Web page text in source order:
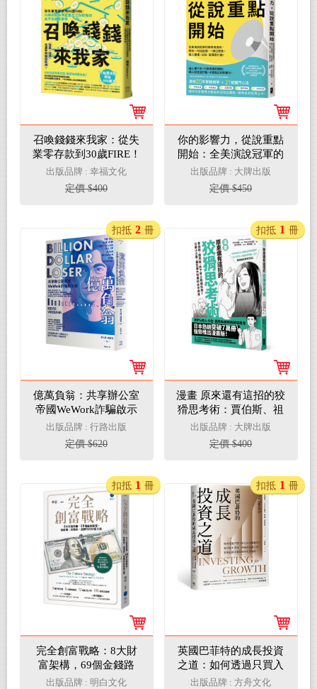
召喚錢錢來我家：從失
業零存款到30歲FIRE！
以斷捨離原則重整生活
和財務的全方位創富提
案
出版品牌 : 幸福文化
定價 $400
你的影響力，從說重點
開始：全美演說冠軍的
精準表達術，帶你一句
話說服、一開口聚焦，
讓人聽懂、記住，更願
出版品牌 : 大牌出版
定價 $450
億萬負翁：共享辦公室
帝國WeWork詐騙啟示
錄
出版品牌 : 行路出版
定價 $620
扣抵 2 冊
漫畫 原來還有這招的狡
猾思考術：賈伯斯、祖
克柏、松下幸之助都在
用！以最小力量，產生
最大效果的水平思考
出版品牌 : 大牌出版
定價 $400
扣抵 1 冊
完全創富戰略：8大財
富架構，69個金錢路
徑，從認知，到實作，
出版品牌 : 明白文化
扣抵 1 冊
英國巴菲特的成長投資
之道：如何透過只買入
好公司持續獲利？揭穿
出版品牌 : 方舟文化
扣抵 1 冊